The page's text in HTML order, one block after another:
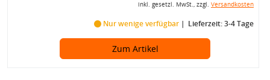
inkl. gesetzl. MwSt., zzgl. Versandkosten
Nur wenige verfügbar Lieferzeit: 3-4 Tage
Zum Artikel